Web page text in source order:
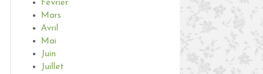
Février
Mars
Avril
Mai
Juin
Juillet